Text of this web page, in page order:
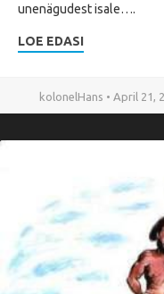
unenägudest isale….
LOE EDASI
kolonelHans • April 21,